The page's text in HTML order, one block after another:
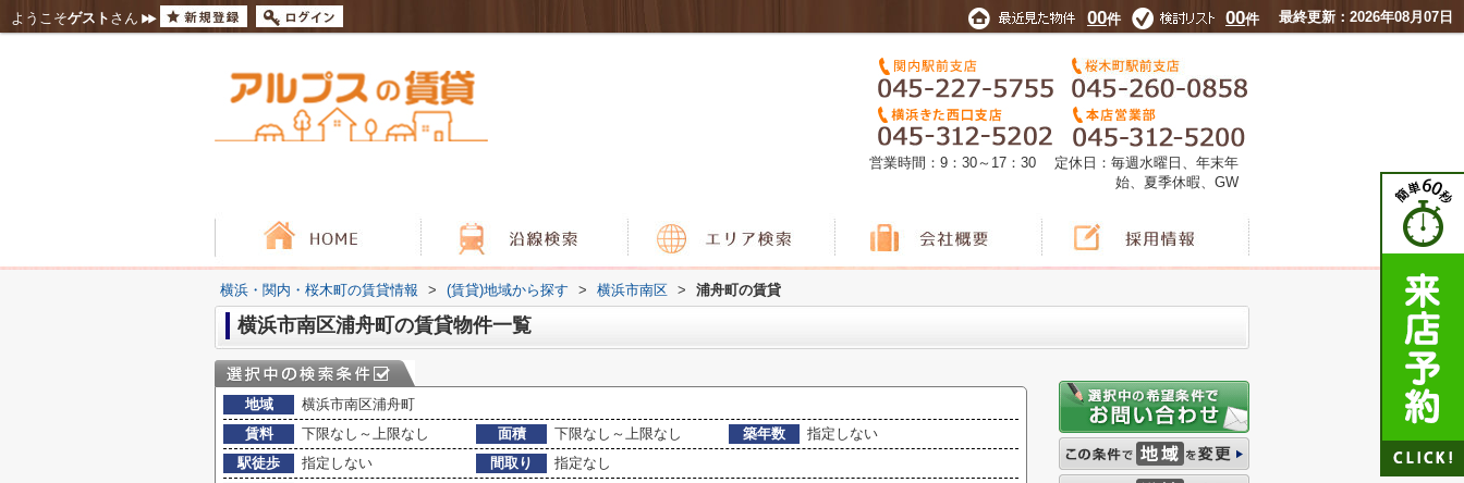
ようこそゲスト さん 00件 00件 最終更新：2026年08月07日
営業時間：9：30～17：30 定休日：毎週水曜日、年末年
始、夏季休暇、GW
横浜・関内・桜木町の賃貸情報 > (賃貸)地域から探す > 横浜市南区 > 浦舟町の賃貸
横浜市南区浦舟町の賃貸物件一覧
地域
横浜市南区浦舟町
賃料
下限なし～上限なし 面積 下限なし～上限なし 築年数
指定しない
駅徒歩
指定しない 間取り
指定なし